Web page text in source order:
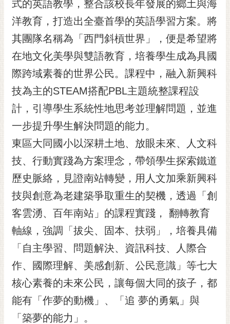
箱
English
日
本
隱
私
權
及
安
全
政
策
網
資
料
宣
告
市
府
式的英語教學，整合該校長年發展的鄉土與海
洋教育，打造出全臺首學的英語學習方案。將
其團隊名稱為「西門斜槓世界」，便是希望將
在地文化美學與雙語教育，培養學生成為具國
際跨域素養的世界公民。課程中，融入新興科
技為主的STEAM搭配PBL主題統整課程設
計，引導學生系統性地思考並理解問題，並進
一步提升學生解決問題的能力。
東區大同國小以深耕土地、放眼未來、人文科
技、行動實踐為方案理念，帶領學生探索鐵道
歷史脈絡，見證南站轉變，用人文加乘新興科
技與創意為老建築爭取重生的契機，透過「創
客雲湧、百年南站」的課程實踐， 翻轉教育
軸線，強調「拔尖、固本、扶弱」，培養具備
「自主學習、問題解決、資訊科技、人際合
作、國際理解、美感創新、公民意識」等七大
核心素養的未來公民，讓每個大同的孩子，都
能有「作夢的動機」、「追 夢的勇氣」與
「築夢的能力」。